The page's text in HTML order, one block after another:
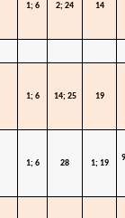
1; 6 2; 24 14
1; 6 14; 25 19
1; 6 28 1; 19